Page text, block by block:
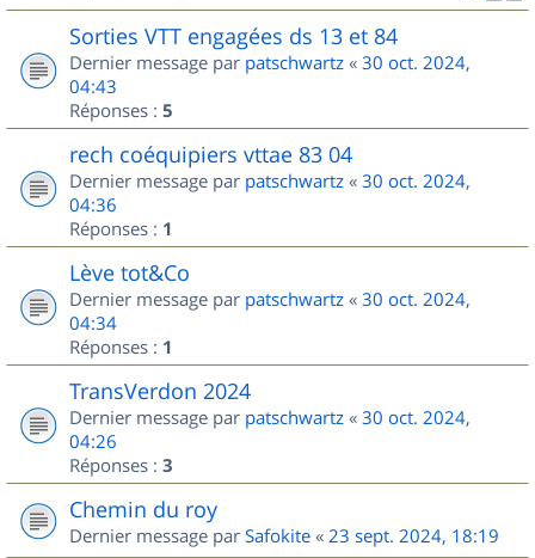
Sorties VTT engagées ds 13 et 84
Dernier message par patschwartz « 30 oct. 2024,
04:43
Réponses : 5
rech coéquipiers vttae 83 04
Dernier message par patschwartz « 30 oct. 2024,
04:36
Réponses : 1
Lève tot&Co
Dernier message par patschwartz « 30 oct. 2024,
04:34
Réponses : 1
TransVerdon 2024
Dernier message par patschwartz « 30 oct. 2024,
04:26
Réponses : 3
Chemin du roy
Dernier message par Safokite « 23 sept. 2024, 18:19